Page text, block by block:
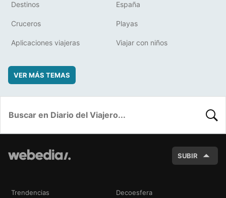
Destinos España
Cruceros Playas
Aplicaciones viajeras Viajar con niños
VER MÁS TEMAS
SUBIR
Trendencias Decoesfera